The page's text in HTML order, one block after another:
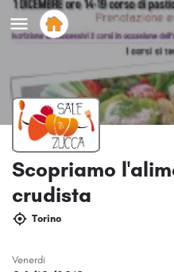
Scopriamo
crudista
Torino
Venerdi